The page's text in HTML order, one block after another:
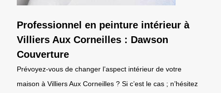
Professionnel en peinture intérieur à
Villiers Aux Corneilles : Dawson
Couverture
Prévoyez-vous de changer l’aspect intérieur de votre
maison à Villiers Aux Corneilles ? Si c’est le cas ; n’hésitez